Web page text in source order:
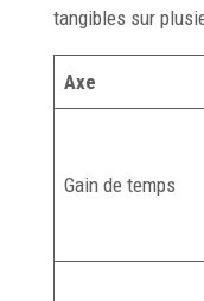
tangibles sur
Axe
Gain de temps